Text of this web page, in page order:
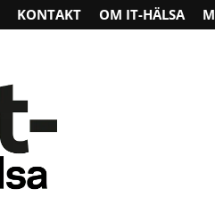
KONTAKT OM IT-HÄLSA